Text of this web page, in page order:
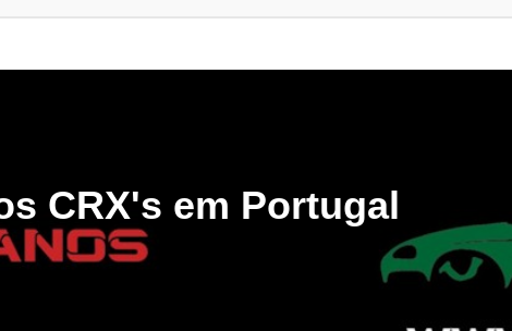
CRX's em Portugal